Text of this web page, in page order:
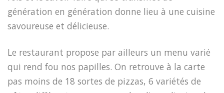
génération en génération donne lieu à une cuisine
savoureuse et délicieuse.
Le restaurant propose par ailleurs un menu varié
qui rend fou nos papilles. On retrouve à la carte
pas moins de 18 sortes de pizzas, 6 variétés de